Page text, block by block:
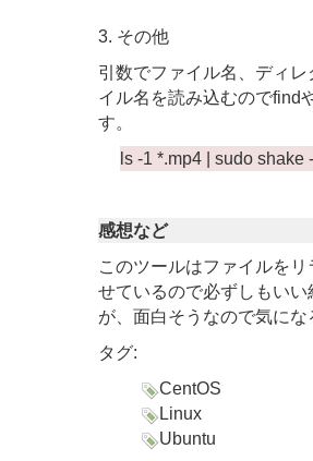
3. その他
引数でファイル名、ディ
イル名を読み込むのでfind
す。
ls -1 *.mp4 | sudo shake
感想など
このツールはファイルを
せているので必ずしもい
が、面白そうなので気に
タグ:
CentOS
Linux
Ubuntu